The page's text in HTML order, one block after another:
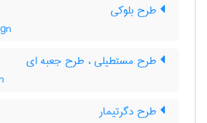
طرح بلوکی
طرح مستطیلی ، طرح جعبه ای
طرح دگرتیمار